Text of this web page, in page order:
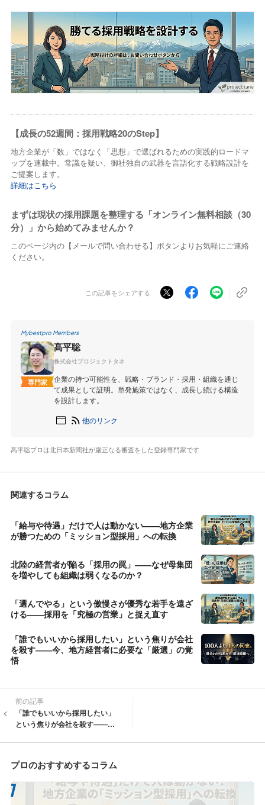
【成長の52週間：採用戦略20のStep】
地方企業が「数」ではなく「思想」で選ばれるための実践的ロードマ
ップを連載中。常識を疑い、御社独自の武器を言語化する戦略設計を
ご提案します。
詳細はこちら
まずは現状の採用課題を整理する「オンライン無料相談（30
分）」から始めてみませんか？
このページ内の【メールで問い合わせる】ボタンよりお気軽にご連絡
ください。
この記事をシェアする
Mybestpro Members
専門家
髙平聡
株式会社プロジェクトタネ
企業の持つ可能性を、戦略・ブランド・採用・組織を通じ
て成果として証明。単発施策ではなく、成長し続ける構造
を設計します。
他のリンク
髙平聡プロは北日本新聞社が厳正なる審査をした登録専門家です
関連するコラム
「給与や待遇」だけで人は動かない――地方企業
が勝つための「ミッション型採用」への転換
北陸の経営者が陥る「採用の罠」――なぜ母集団
を増やしても組織は弱くなるのか？
「選んでやる」という傲慢さが優秀な若手を遠ざ
ける――採用を「究極の営業」と捉え直す
「誰でもいいから採用したい」という焦りが会社
を殺す――今、地方経営者に必要な「厳選」の覚
悟
前の記事
「誰でもいいから採用したい」
という焦りが会社を殺す――
選」の覚悟
プロのおすすめするコラム